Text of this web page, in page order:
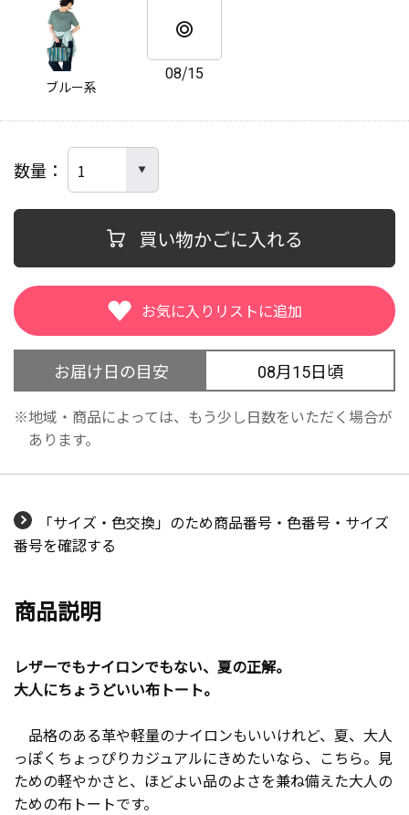
ブルー系
08/15
数量
買い物かごに入れる
お届け日の目安 08月15日頃
地域・商品によっては、もう少し日数をいただく場合が
あります。
「サイズ・色交換」のため商品番号・色番号・サイズ
番号を確認する
商品説明
レザーでもナイロンでもない、夏の正解。
大人にちょうどいい布トート。
品格のある革や軽量のナイロンもいいけれど、夏、大人
っぽくちょっぴりカジュアルにきめたいなら、こちら。見
ための軽やかさと、ほどよい品のよさを兼ね備えた大人の
ための布トートです。